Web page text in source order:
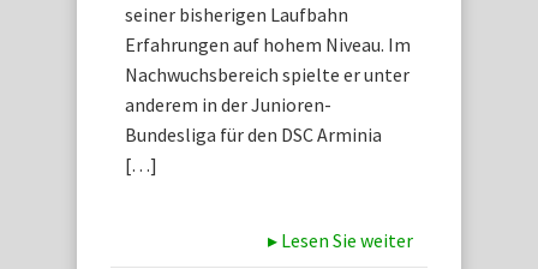
seiner bisherigen Laufbahn
Erfahrungen auf hohem Niveau. Im
Nachwuchsbereich spielte er unter
anderem in der Junioren-
Bundesliga für den DSC Arminia
[…]
▸ Lesen Sie weiter